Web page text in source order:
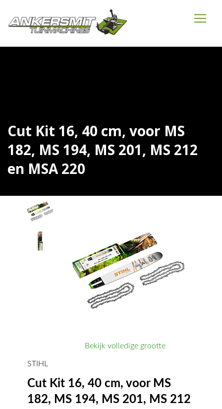
Cut Kit 16, 40 cm, voor MS
182, MS 194, MS 201, MS 212
en MSA 220
Bekijk volledige grootte
STIHL
Cut Kit 16, 40 cm, voor MS
182, MS 194, MS 201, MS 212